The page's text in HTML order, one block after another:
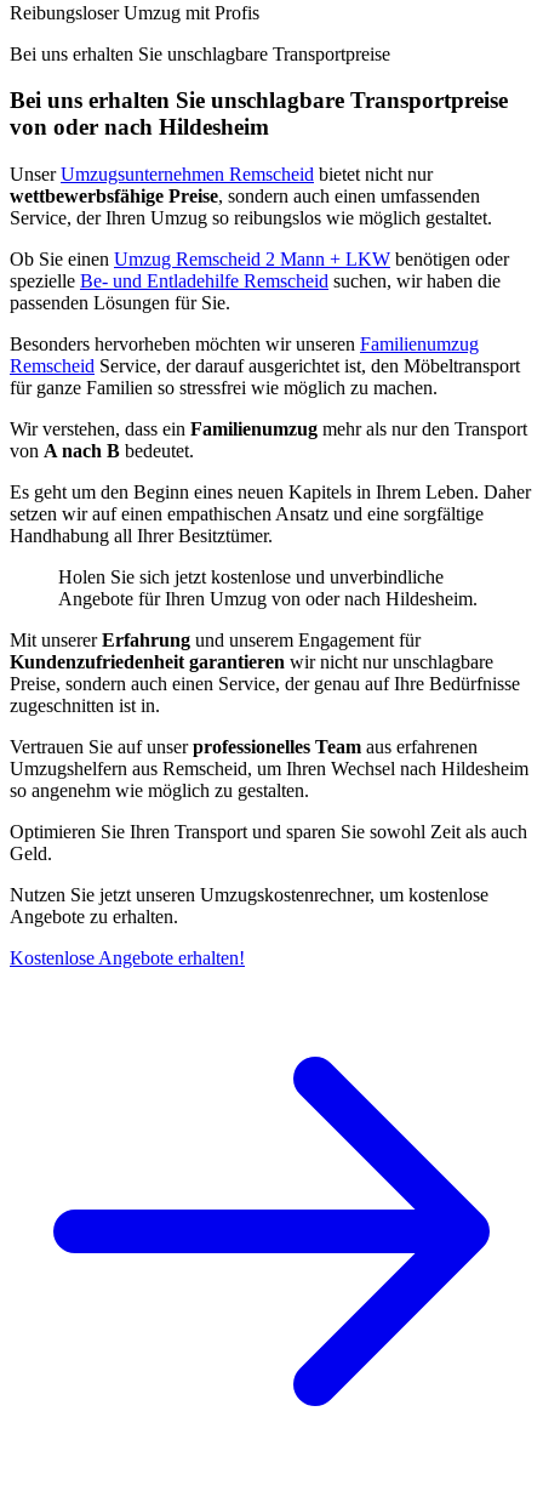
Reibungsloser Umzug mit Profis
Bei uns erhalten Sie unschlagbare Transportpreise
Bei uns erhalten Sie unschlagbare Transportpreise
von oder nach Hildesheim
UnserUmzugsunternehmen Remscheid bietet nicht nur
wettbewerbsfähige Preise, sondern auch einen umfassenden
Service, der Ihren Umzug so reibungslos wie möglich gestaltet.
Ob Sie einen Umzug Remscheid 2 Mann + LKW benötigen oder
spezielle Be- und Entladehilfe Remscheid suchen, wir haben die
passenden Lösungen für Sie.
Besonders hervorheben möchten wir unseren Familienumzug
Remscheid Service, der darauf ausgerichtet ist, den Möbeltransport
für ganze Familien so stressfrei wie möglich zu machen.
Wir verstehen, dass ein Familienumzug mehr als nur den Transport
von A nach B bedeutet.
Es geht um den Beginn eines neuen Kapitels in Ihrem Leben. Daher
setzen wir auf einen empathischen Ansatz und eine sorgfältige
Handhabung all Ihrer Besitztümer.
Holen Sie sich jetzt kostenlose und unverbindliche
Angebote für Ihren Umzug von oder nach Hildesheim.
Mit unsererErfahrung und unserem Engagement für
Kundenzufriedenheit garantieren wir nicht nur unschlagbare
Preise, sondern auch einen Service, der genau auf Ihre Bedürfnisse
zugeschnitten ist in.
Vertrauen Sie auf unserprofessionelles Team aus erfahrenen
Umzugshelfern aus Remscheid, um Ihren Wechsel nach Hildesheim
so angenehm wie möglich zu gestalten.
Optimieren Sie Ihren Transport und sparen Sie sowohl Zeit als auch
Geld.
Nutzen Sie jetzt unseren Umzugskostenrechner, um kostenlose
Angebote zu erhalten.
Kostenlose Angebote erhalten!